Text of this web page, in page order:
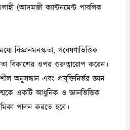
(আদমজী ক্যান্টনমেন্ট পাবলিক
বিজ্ঞানমনস্কতা, গবেষণাভিত্তিক
বিকাশের ওপর গুরুত্বারোপ করেন।
অনুসন্ধান এবং প্রযুক্তিনির্ভর জ্ঞান
একটি আধুনিক ও জ্ঞানভিত্তিক
পালন করতে হবে।